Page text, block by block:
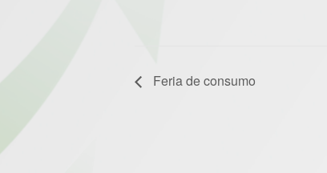
Feria de consumo